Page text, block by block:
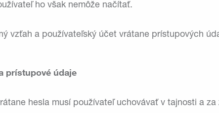
ho však nemôže načítať.
vzťah a používateľský účet vrátane prístupových
prístupové údaje
hesla musí používateľ uchovávať v tajnosti a